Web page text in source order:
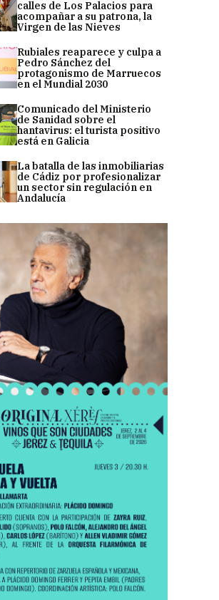
calles de Los Palacios para
acompañar a su patrona, la
Virgen de las Nieves
Rubiales reaparece y culpa a
Pedro Sánchez del
protagonismo de Marruecos
en el Mundial 2030
Comunicado del Ministerio
de Sanidad sobre el
hantavirus: el turista positivo
está en Galicia
La batalla de las inmobiliarias
de Cádiz por profesionalizar
un sector sin regulación en
Andalucía